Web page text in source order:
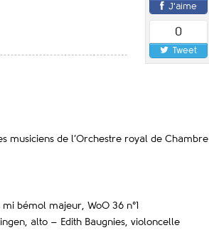
musiciens de l’Orchestre royal de Chambre
bémol majeur, WoO 36 n°1
alto – Edith Baugnies, violoncelle
J'aime
0
Tweet